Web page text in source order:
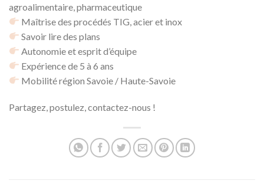
agroalimentaire, pharmaceutique
Maîtrise des procédés TIG, acier et inox
Savoir lire des plans
Autonomie et esprit d’équipe
Expérience de 5 à 6 ans
Mobilité région Savoie / Haute-Savoie
Partagez, postulez, contactez-nous !